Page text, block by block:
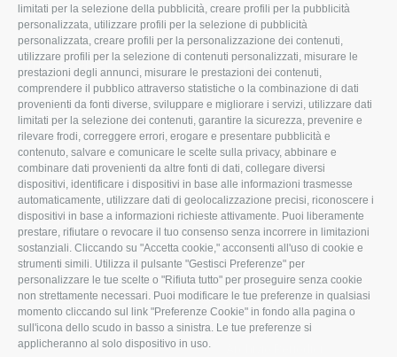
limitati per la selezione della pubblicità, creare profili per la pubblicità
personalizzata, utilizzare profili per la selezione di pubblicità
personalizzata, creare profili per la personalizzazione dei contenuti,
utilizzare profili per la selezione di contenuti personalizzati, misurare le
prestazioni degli annunci, misurare le prestazioni dei contenuti,
comprendere il pubblico attraverso statistiche o la combinazione di dati
provenienti da fonti diverse, sviluppare e migliorare i servizi, utilizzare dati
limitati per la selezione dei contenuti, garantire la sicurezza, prevenire e
rilevare frodi, correggere errori, erogare e presentare pubblicità e
contenuto, salvare e comunicare le scelte sulla privacy, abbinare e
combinare dati provenienti da altre fonti di dati, collegare diversi
dispositivi, identificare i dispositivi in base alle informazioni trasmesse
automaticamente, utilizzare dati di geolocalizzazione precisi, riconoscere i
dispositivi in base a informazioni richieste attivamente. Puoi liberamente
prestare, rifiutare o revocare il tuo consenso senza incorrere in limitazioni
sostanziali. Cliccando su "Accetta cookie," acconsenti all'uso di cookie e
strumenti simili. Utilizza il pulsante "Gestisci Preferenze" per
personalizzare le tue scelte o "Rifiuta tutto" per proseguire senza cookie
non strettamente necessari. Puoi modificare le tue preferenze in qualsiasi
momento cliccando sul link "Preferenze Cookie" in fondo alla pagina o
sull'icona dello scudo in basso a sinistra. Le tue preferenze si
applicheranno al solo dispositivo in uso.
Missione e Progetto
Organigramma aziendale
I Nostri Servizi
Uffici della Sede
provinciale
Le Sedi di Zona
Agricoltori S.r.l.
Whistleblowing
Confagricoltura Rovigo e
Agricoltori srl
Fiscale
Lavoro
Ambiente
Associazione
CONFAGRICOLTURA
ATTIVA
Notizie in evidenza
Eventi
Comunicati Stampa
Video
Iscrizione Newsletter
Newsletter